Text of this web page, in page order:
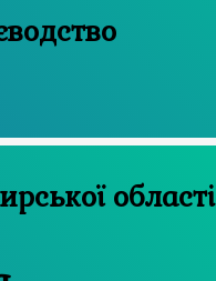
Житомирської області